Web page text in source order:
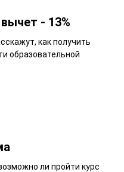
- 13%
как получить
образовательной
ли пройти курс